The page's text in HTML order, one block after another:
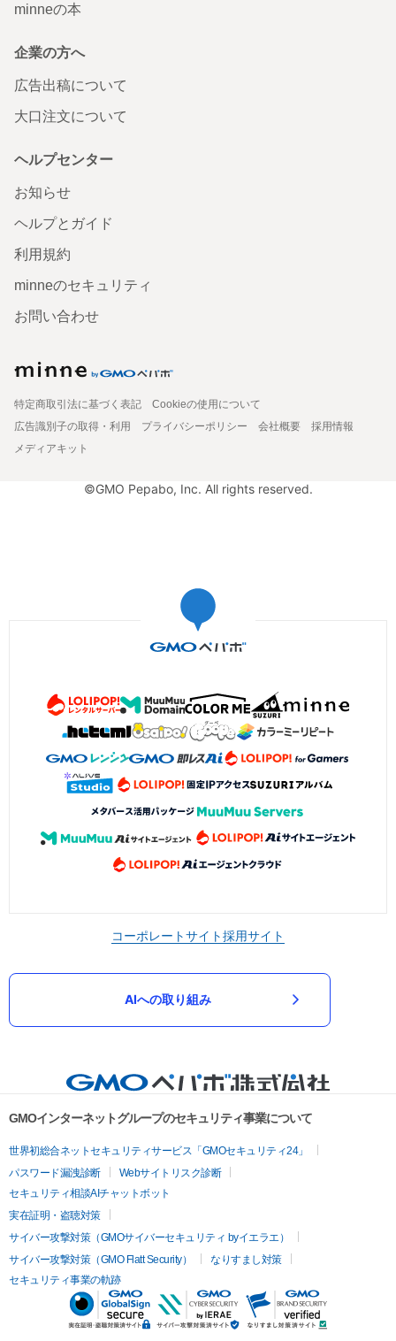
minneの本
企業の方へ
広告出稿について
大口注文について
ヘルプセンター
お知らせ
ヘルプとガイド
利用規約
minneのセキュリティ
お問い合わせ
特定商取引法に基づく表記
Cookieの使用について
広告識別子の取得・利用
プライバシーポリシー 会社概要
採用情報
メディアキット
©GMO Pepabo, Inc. All rights reserved.
コーポレートサイト採用サイト
AIへの取り組み
GMOインターネットグループのセキュリティ事業について
世界初総合ネットセキュリティサービス「GMOセキュリティ24」
パスワード漏洩診断
Webサイトリスク診断
セキュリティ相談AIチャットボット
実在証明・盗聴対策
サイバー攻撃対策（GMOサイバーセキュリティ byイエラエ）
サイバー攻撃対策（GMO Flatt Security）
なりすまし対策
セキュリティ事業の軌跡